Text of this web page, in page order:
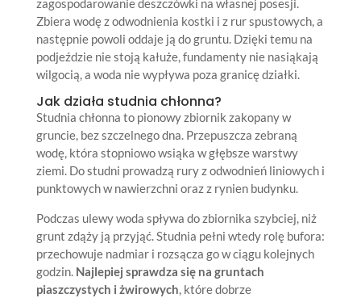
Zbiera wodę z odwodnienia kostki i z rur spustowych, a
następnie powoli oddaje ją do gruntu. Dzięki temu na
podjeździe nie stoją kałuże, fundamenty nie nasiąkają
wilgocią, a woda nie wypływa poza granicę działki.
Jak działa studnia chłonna?
Studnia chłonna to pionowy zbiornik zakopany w
gruncie, bez szczelnego dna. Przepuszcza zebraną
wodę, która stopniowo wsiąka w głębsze warstwy
ziemi. Do studni prowadzą rury z odwodnień liniowych i
punktowych w nawierzchni oraz z rynien budynku.
Podczas ulewy woda spływa do zbiornika szybciej, niż
grunt zdąży ją przyjąć. Studnia pełni wtedy rolę bufora:
przechowuje nadmiar i rozsącza go w ciągu kolejnych
godzin. Najlepiej sprawdza się na gruntach
piaszczystych i żwirowych , które dobrze